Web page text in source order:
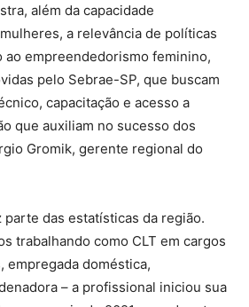
além da capacidade
a relevância de políticas
ao empreendedorismo feminino,
pelo Sebrae-SP, que buscam
capacitação e acesso a
que auxiliam no sucesso dos
Gromik, gerente regional do
das estatísticas da região.
trabalhando como CLT em cargos
empregada doméstica,
– a profissional iniciou sua